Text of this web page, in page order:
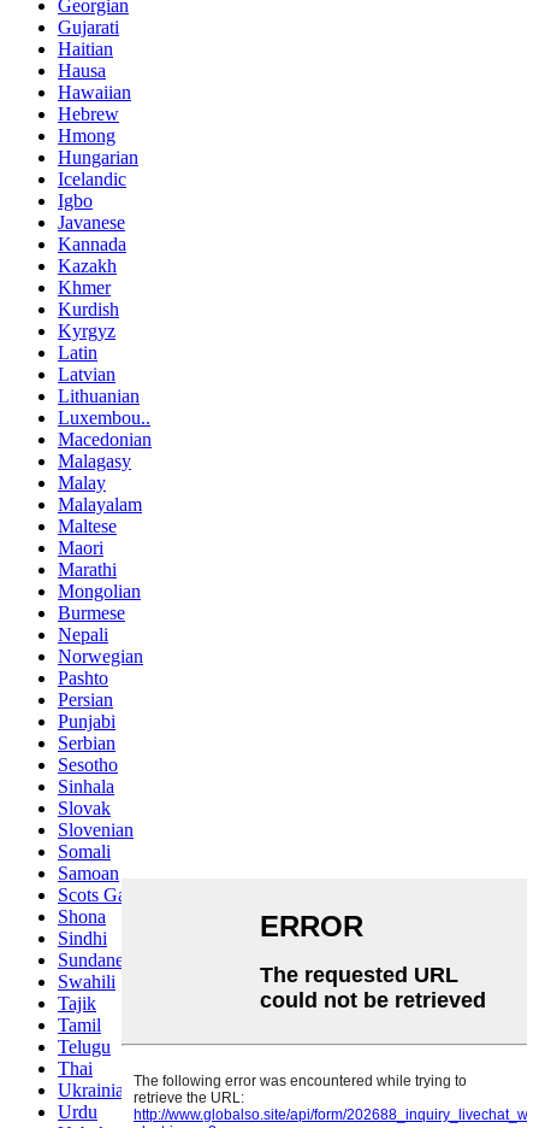
Georgian
Gujarati
Haitian
Hausa
Hawaiian
Hebrew
Hmong
Hungarian
Icelandic
Igbo
Javanese
Kannada
Kazakh
Khmer
Kurdish
Kyrgyz
Latin
Latvian
Lithuanian
Luxembou..
Macedonian
Malagasy
Malay
Malayalam
Maltese
Maori
Marathi
Mongolian
Burmese
Nepali
Norwegian
Pashto
Persian
Punjabi
Serbian
Sesotho
Sinhala
Slovak
Slovenian
Somali
Samoan
Scots Gaelic
Shona
Sindhi
Sundanese
Swahili
Tajik
Tamil
Telugu
Thai
Ukrainian
Urdu